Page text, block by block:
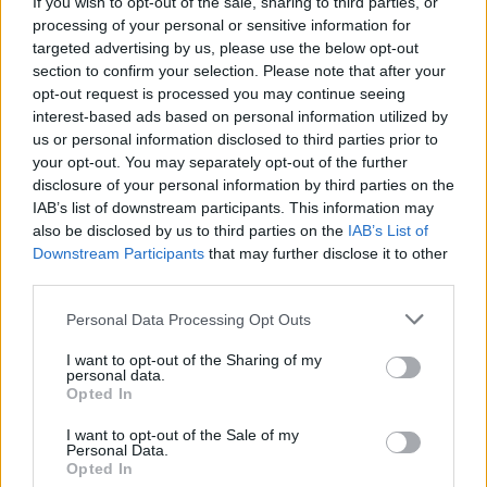
processing of your personal or sensitive information for
targeted advertising by us, please use the below opt-out
section to confirm your selection. Please note that after your
opt-out request is processed you may continue seeing
interest-based ads based on personal information utilized by
us or personal information disclosed to third parties prior to
your opt-out. You may separately opt-out of the further
disclosure of your personal information by third parties on the
IAB’s list of downstream participants. This information may
also be disclosed by us to third parties on the IAB’s List of
Downstream Participants that may further disclose it to other
Personal Data Processing Opt Outs
I want to opt-out of the Sharing of my
personal data.
Opted In
I want to opt-out of the Sale of my
Personal Data.
Opted In
Rio
AGO Esports podjęło decyzję o wycofaniu się z udziału
w DreamHack Open Rio de Janeiro 2019. Mimo sporych
szans na awans do play-offów lub nawet zwycięstwo,
organizacja podjęła decyzję o rezygnacji z turnieju ze
względu na chorobę Dominika "GruBego"
Świderskiego.
https://cybersport.pl/196354/brazylia-jednak-nie-dla-
ago-polacy-wycofuja-sie-z-dreamhack-open-rio/
Plotki podane przez nasz serwis na temat zmian
kadrowych w x-kom teamie szybko się potwierdziły.
Organizacja poinformowała, że Krzysztof „Goofy”
Górski oraz Grzegorz „jedqr” Jędras zostali przesunięci
na ławkę rezerwowych.